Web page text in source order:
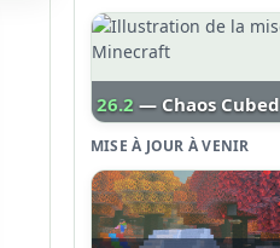
26.2 — Chaos Cubed
MISE À JOUR À VENIR